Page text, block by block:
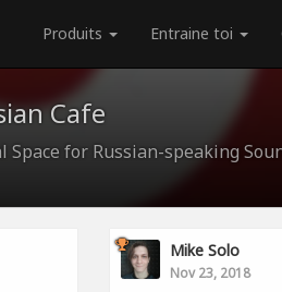
Produits Entraine toi
Cafe
Space for Russian-speaking
Mike Solo
Nov 23, 2018